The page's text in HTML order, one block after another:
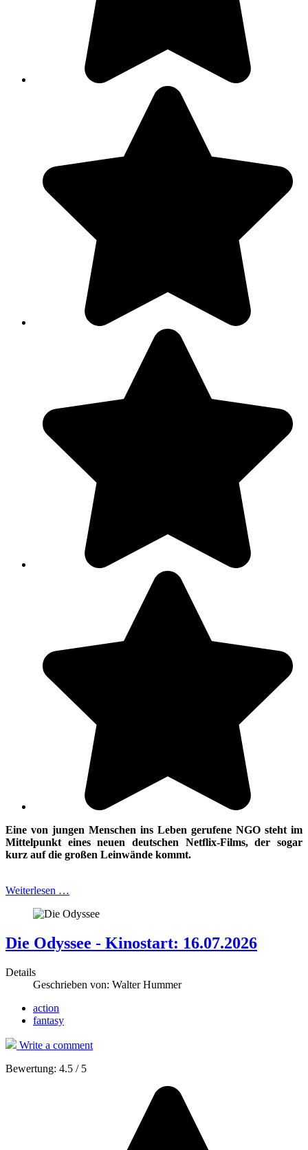
Eine von jungen Menschen ins Leben gerufene NGO steht im
Mittelpunkt einesneuen deutschen Netflix-Films, der sogar
kurz auf die großen Leinwände kommt.
Weiterlesen …
Die Odyssee - Kinostart: 16.07.2026
Details
Geschrieben von: Walter Hummer
action
fantasy
Write a comment
Bewertung: 4.5 / 5